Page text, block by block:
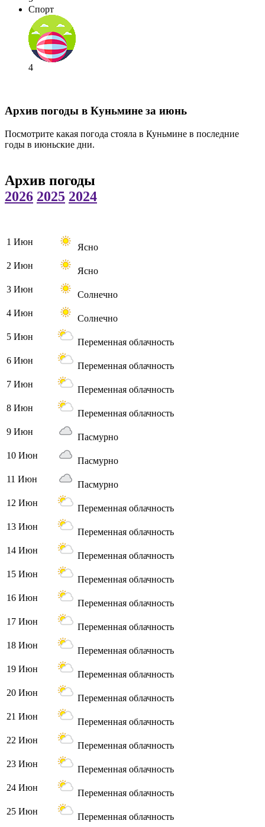
Спорт
4
Архив погоды в Куньмине за июнь
Посмотрите какая погода стояла в Куньмине в последние
годы в июньские дни.
Архив погоды
2026 2025 2024
1 Июн
Ясно
2 Июн
Ясно
3 Июн
Солнечно
4 Июн
Солнечно
5 Июн
Переменная облачность
6 Июн
Переменная облачность
7 Июн
Переменная облачность
8 Июн
Переменная облачность
9 Июн
Пасмурно
10 Июн
Пасмурно
11 Июн
Пасмурно
12 Июн
Переменная облачность
13 Июн
Переменная облачность
14 Июн
Переменная облачность
15 Июн
Переменная облачность
16 Июн
Переменная облачность
17 Июн
Переменная облачность
18 Июн
Переменная облачность
19 Июн
Переменная облачность
20 Июн
Переменная облачность
21 Июн
Переменная облачность
22 Июн
Переменная облачность
23 Июн
Переменная облачность
24 Июн
Переменная облачность
25 Июн
Переменная облачность